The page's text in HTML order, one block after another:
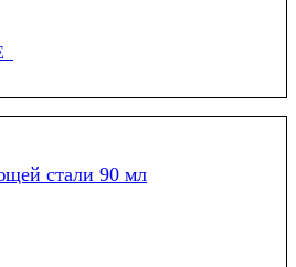
стали 90 мл